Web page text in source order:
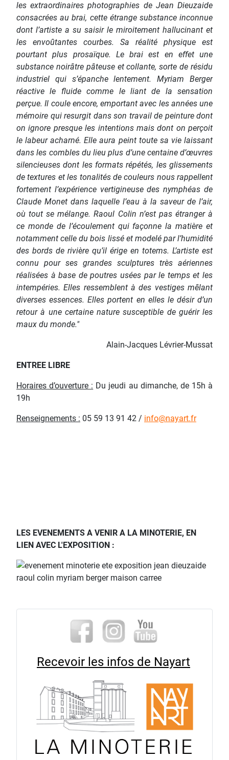
les extraordinaires photographies de Jean Dieuzaide
consacrées au brai, cette étrange substance inconnue
dont l’artiste a su saisir le miroitement hallucinant et
les envoûtantes courbes. Sa réalité physique est
pourtant plus prosaïque. Le brai est en effet une
substance noirâtre pâteuse et collante, sorte de résidu
industriel qui s’épanche lentement. Myriam Berger
réactive le fluide comme le liant de la sensation
perçue. Il coule encore, emportant avec les années une
mémoire qui resurgit dans son travail de peinture dont
on ignore presque les intentions mais dont on perçoit
le labeur acharné. Elle aura peint toute sa vie laissant
dans les combles du lieu plus d’une centaine d’œuvres
silencieuses dont les formats répétés, les glissements
de textures et les tonalités de couleurs nous rappellent
fortement l’expérience vertigineuse des nymphéas de
Claude Monet dans laquelle l’eau à la saveur de l’air,
où tout se mélange. Raoul Colin n’est pas étranger à
ce monde de l’écoulement qui façonne la matière et
notamment celle du bois lissé et modelé par l’humidité
des bords de rivière qu’il érige en totems. L’artiste est
connu pour ses grandes sculptures très aériennes
réalisées à base de poutres usées par le temps et les
intempéries. Elles ressemblent à des vestiges mêlant
diverses essences. Elles portent en elles le désir d’un
retour à une certaine nature susceptible de guérir les
maux du monde."
Alain-Jacques Lévrier-Mussat
ENTREE LIBRE
Horaires d’ouverture : Du jeudi au dimanche, de 15h à
19h
Renseignements : 05 59 13 91 42 / info@nayart.fr
LES EVENEMENTS A VENIR A LA MINOTERIE, EN
LIEN AVEC L'EXPOSITION :
Recevoir les infos de Nayart